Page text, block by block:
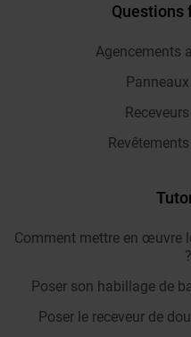
Questions
Agencements
Comment mettre en œuvre
?
Poser son habillage de
Poser le receveur de